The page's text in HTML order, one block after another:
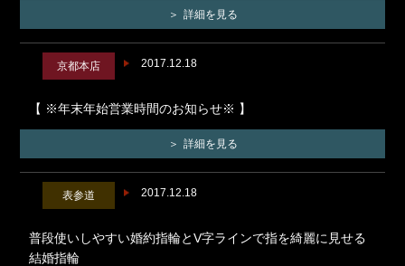
詳細を見る
2017.12.18
京都本店
【 ※年末年始営業時間のお知らせ※ 】
詳細を見る
2017.12.18
表参道
普段使いしやすい婚約指輪とV字ラインで指を綺麗に見せる
結婚指輪